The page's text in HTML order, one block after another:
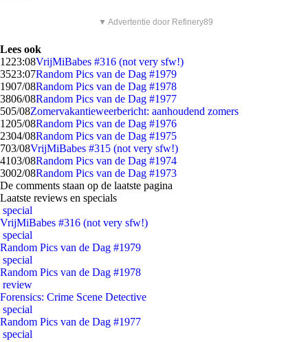
▼ Advertentie door Refinery89
Lees ook
1223:08VrijMiBabes #316 (not very sfw!)
3523:07Random Pics van de Dag #1979
1907/08Random Pics van de Dag #1978
3806/08Random Pics van de Dag #1977
505/08Zomervakantieweerbericht: aanhoudend zomers
1205/08Random Pics van de Dag #1976
2304/08Random Pics van de Dag #1975
703/08VrijMiBabes #315 (not very sfw!)
4103/08Random Pics van de Dag #1974
3002/08Random Pics van de Dag #1973
De comments staan op de laatste pagina
Laatste reviews en specials
special
VrijMiBabes #316 (not very sfw!)
special
Random Pics van de Dag #1979
special
Random Pics van de Dag #1978
review
Forensics: Crime Scene Detective
special
Random Pics van de Dag #1977
special